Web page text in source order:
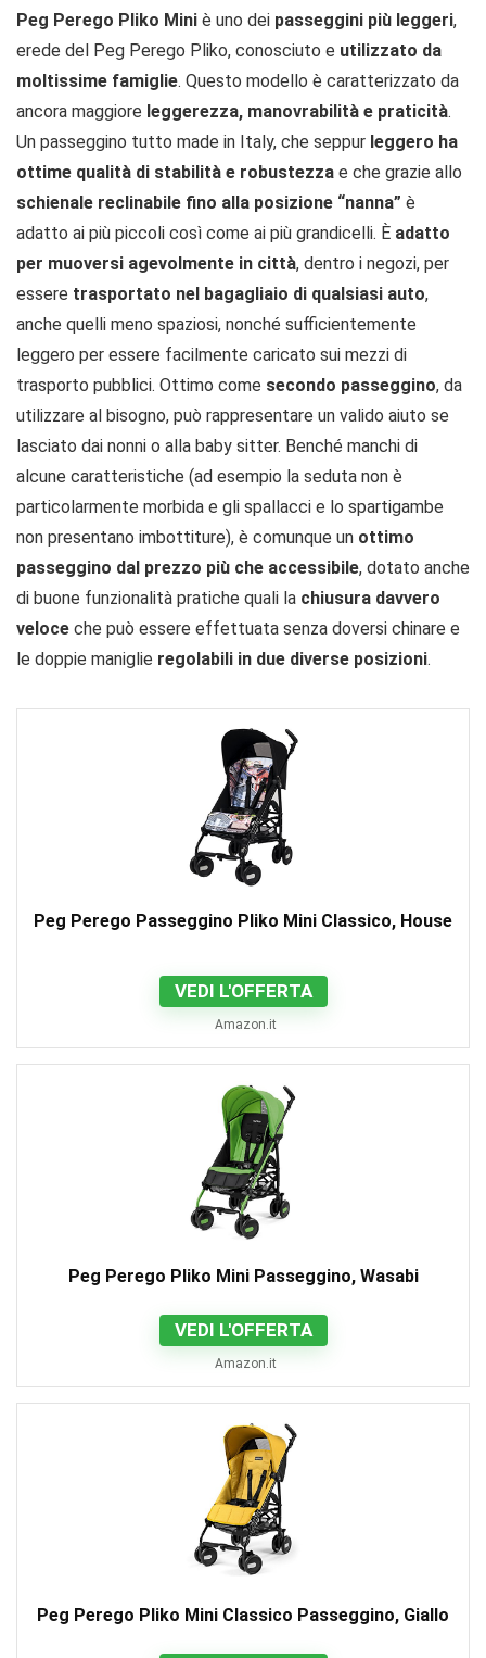
Peg Perego Pliko Mini è uno dei passeggini più leggeri,
erede del Peg Perego Pliko, conosciuto e utilizzato da
moltissime famiglie. Questo modello è caratterizzato da
ancora maggiore leggerezza, manovrabilità e praticità.
Un passeggino tutto made in Italy, che seppur leggero ha
ottime qualità di stabilità e robustezza e che grazie allo
schienale reclinabile fino alla posizione “nanna” è
adatto ai più piccoli così come ai più grandicelli. È adatto
per muoversi agevolmente in città, dentro i negozi, per
essere trasportato nel bagagliaio di qualsiasi auto,
anche quelli meno spaziosi, nonché sufficientemente
leggero per essere facilmente caricato sui mezzi di
trasporto pubblici. Ottimo come secondo passeggino, da
utilizzare al bisogno, può rappresentare un valido aiuto se
lasciato dai nonni o alla baby sitter. Benché manchi di
alcune caratteristiche (ad esempio la seduta non è
particolarmente morbida e gli spallacci e lo spartigambe
non presentano imbottiture), è comunque un ottimo
passeggino dal prezzo più che accessibile, dotato anche
di buone funzionalità pratiche quali la chiusura davvero
veloce che può essere effettuata senza doversi chinare e
le doppie maniglie regolabili in due diverse posizioni.
Peg Perego Passeggino Pliko Mini Classico, House
VEDI L'OFFERTA
Amazon.it
Peg Perego Pliko Mini Passeggino, Wasabi
VEDI L'OFFERTA
Amazon.it
Peg Perego Pliko Mini Classico Passeggino, Giallo